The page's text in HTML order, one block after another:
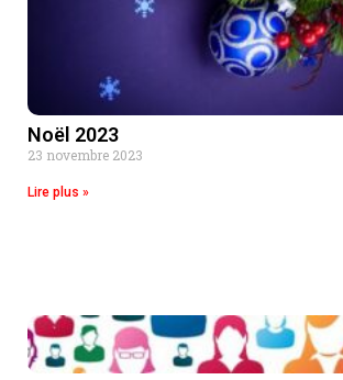
Noël 2023
23 novembre 2023
Lire plus »